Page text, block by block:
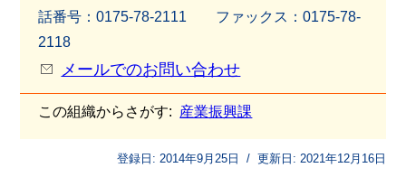
話番号：0175-78-2111 ファッ クス：0175-78-
2118
メールでのお問い合わせ
この組織からさがす: 産業振興課
登録日: 2014年9月25日 / 更新日: 2021年12月16日